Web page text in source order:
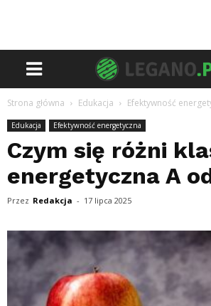
Strona główna Edukacja Efektywność
Edukacja Efektywność energetyczna
Czym się różni
energetyczna A
Przez Redakcja - 17 lipca 2025